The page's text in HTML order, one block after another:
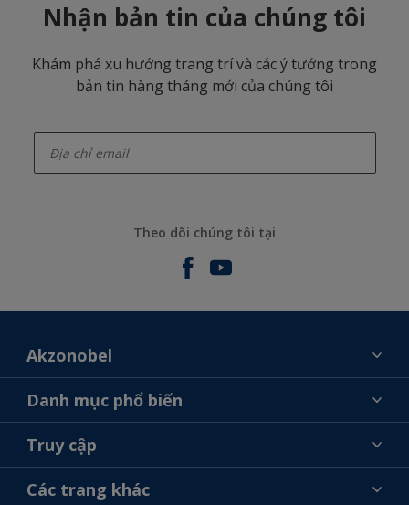
Nhận bản tin của chúng tôi
Khám phá xu hướng trang trí và các ý tưởng trong
bản tin hàng tháng mới của chúng tôi
Theo dõi chúng tôi tại
Akzonobel
Giới thiệu về AkzoNobel
Liên hệ chúng tôi
Tìm một cửa hàng
Danh mục phổ biến
Tìm màu sắc
Chọn sản phẩm
Ý tưởng
Truy cập
Khả năng truy cập
Các trang khác